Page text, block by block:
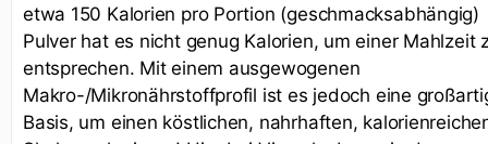
etwa 150 Kalorien pro Portion (geschmacksabhängig)
Pulver hat es nicht genug Kalorien, um einer Mahlzeit
entsprechen. Mit einem ausgewogenen
Makro-/Mikronährstoffprofil ist es jedoch eine
Basis, um einen köstlichen, nahrhaften,